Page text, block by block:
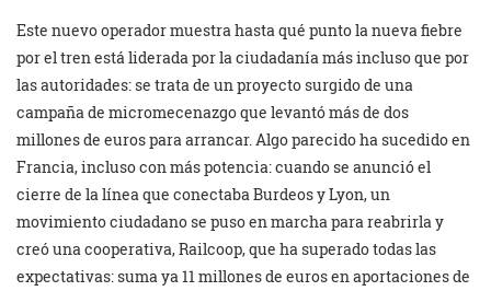
Este nuevo operador muestra hasta qué punto la nueva fiebre
por el tren está liderada por la ciudadanía más incluso que por
las autoridades: se trata de un proyecto surgido de una
campaña de micromecenazgo que levantó más de dos
millones de euros para arrancar. Algo parecido ha sucedido en
Francia, incluso con más potencia: cuando se anunció el
cierre de la línea que conectaba Burdeos y Lyon, un
movimiento ciudadano se puso en marcha para reabrirla y
creó una cooperativa, Railcoop, que ha superado todas las
expectativas: suma ya 11 millones de euros en aportaciones de